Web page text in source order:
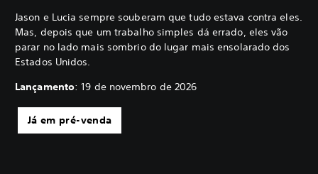
Jason e Lucia sempre souberam que tudo estava contra eles.
Mas, depois que um trabalho simples dá errado, eles vão
parar no lado mais sombrio do lugar mais ensolarado dos
Estados Unidos.
Lançamento: 19 de novembro de 2026
Já em pré-venda